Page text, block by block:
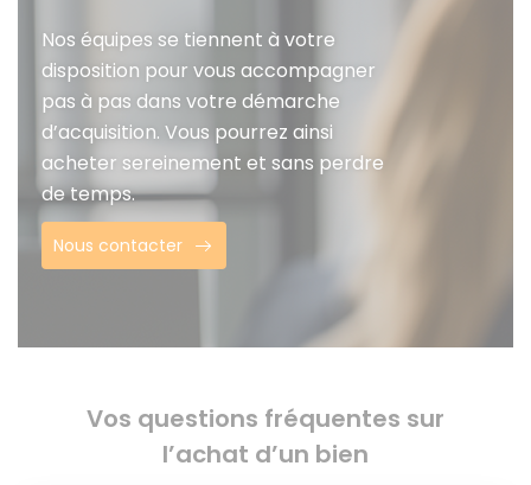
Nos équipes se tiennent à votre
disposition pour vous accompagner
pas à pas dans votre démarche
d’acquisition. Vous pourrez ainsi
acheter sereinement et sans perdre
de temps.
Nous contacter
Vos questions fréquentes sur
l’achat d’un bien